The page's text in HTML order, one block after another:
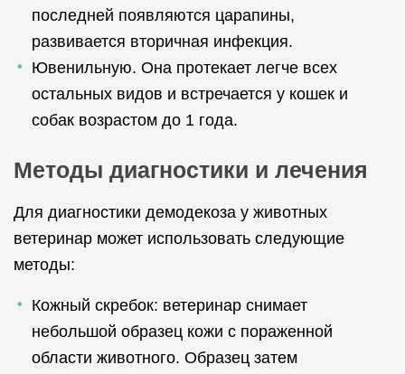
последней появляются царапины,
развивается вторичная инфекция.
Ювенильную. Она протекает легче всех
остальных видов и встречается у кошек и
собак возрастом до 1 года.
Методы диагностики и лечения
Для диагностики демодекоза у животных
ветеринар может использовать следующие
методы:
Кожный скребок: ветеринар снимает
небольшой образец кожи с пораженной
области животного. Образец затем